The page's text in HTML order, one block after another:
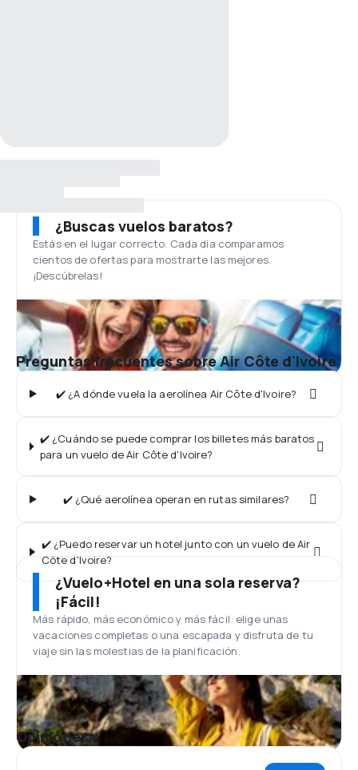
¿Buscas vuelos baratos?
Estás en el lugar correcto. Cada día comparamos
cientos de ofertas para mostrarte las mejores.
¡Descúbrelas!
Preguntas frecuentes sobre Air Côte d'Ivoire
✔️ ¿A dónde vuela la aerolínea Air Côte d'Ivoire?
✔️ ¿Cuándo se puede comprar los billetes más baratos
para un vuelo de Air Côte d'Ivoire?
✔️ ¿Qué aerolínea operan en rutas similares?
✔️ ¿Puedo reservar un hotel junto con un vuelo de Air
Côte d'Ivoire?
¿Vuelo+Hotel en una sola reserva?
¡Fácil!
Más rápido, más económico y más fácil: elige unas
vacaciones completas o una escapada y disfruta de tu
viaje sin las molestias de la planificación.
Opiniones